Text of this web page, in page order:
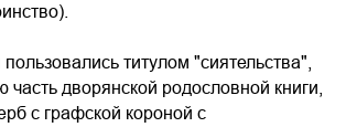
титулом "сиятельства",
часть дворянской родословной книги,
с графской короной с